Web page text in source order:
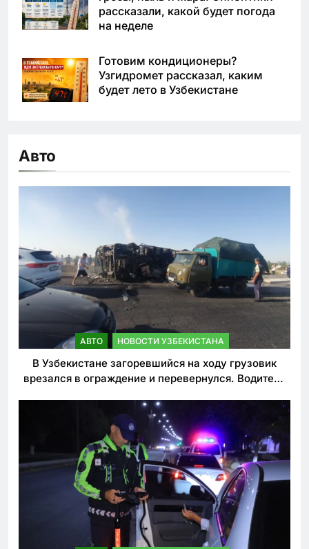
рассказали, какой будет погода
на неделе
Готовим кондиционеры?
Узгидромет рассказал, каким
будет лето в Узбекистане
Авто
АВТО НОВОСТИ УЗБЕКИСТАНА
В Узбекистане загоревшийся на ходу грузовик
врезался в ограждение и перевернулся. Водитель